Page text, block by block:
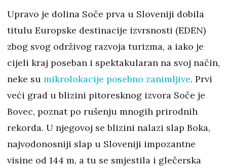
Upravo je dolina Soče prva u Sloveniji dobila
titulu Europske destinacije izvrsnosti (EDEN)
zbog svog održivog razvoja turizma, a iako je
cijeli kraj poseban i spektakularan na svoj način,
neke su mikrolokacije posebno zanimljive. Prvi
veći grad u blizini pitoresknog izvora Soče je
Bovec, poznat po rušenju mnogih prirodnih
rekorda. U njegovoj se blizini nalazi slap Boka,
najvodonosniji slap u Sloveniji impozantne
visine od 144 m, a tu se smjestila i glečerska